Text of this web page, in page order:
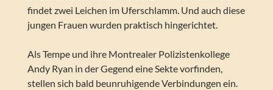
findet zwei Leichen im Uferschlamm. Und auch diese
jungen Frauen wurden praktisch hingerichtet.
Als Tempe und ihre Montrealer Polizistenkollege
Andy Ryan in der Gegend eine Sekte vorfinden,
stellen sich bald beunruhigende Verbindungen ein.